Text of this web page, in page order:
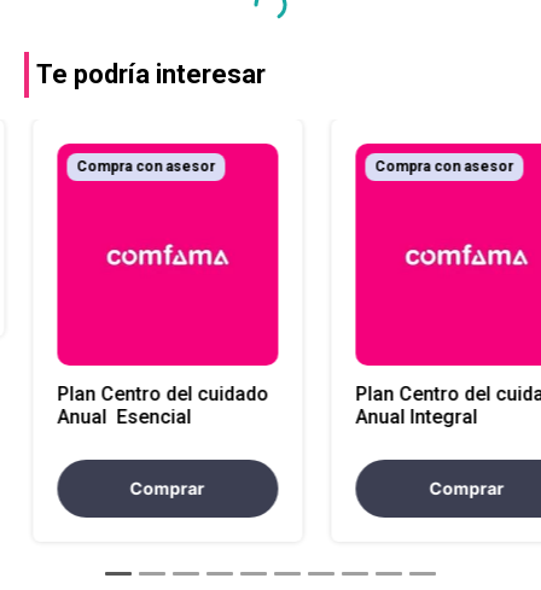
Te podría interesar
Plan Centro del cuidado
Anual Esencial
Comprar
Compra con asesor
Plan Centro del
Anual Integral
Comprar
Compra con asesor